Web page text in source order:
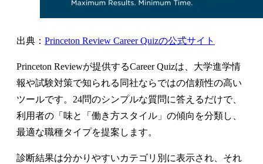
出典： Princeton Review Career Quizの公式サイト
Princeton Reviewが提供するCareer Quizは、大学進学情
報や試験対策で知られる同社ならではの信頼性の高い
ツールです。24問のシンプルな質問に答えるだけで、
利用者の「味と「働き方スタイル」の傾向を分類し、
最適な職種タイプを提案します。
診断結果は分かりやすいカテゴリ別に表示され、それ